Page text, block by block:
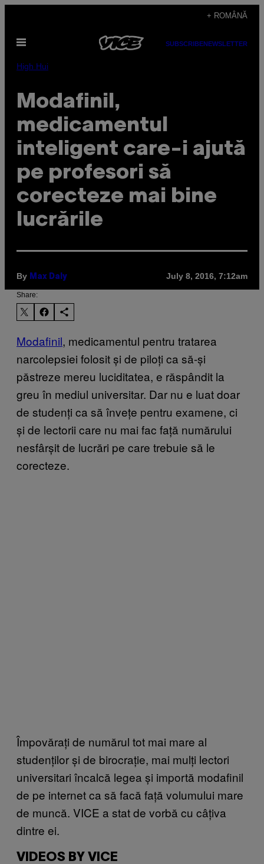
content
+ ROMÂNĂ
Open
SUBSCRIBENEWSLETTER
High Hui
Modafinil,
medicamentul
inteligent care-i ajută
pe profesori să
corecteze mai bine
lucrările
By Max Daly July 8, 2016, 7:12am
Share:
Modafinil, medicamentul pentru tratarea
narcolepsiei folosit și de piloți ca să-și
păstreze mereu luciditatea, e răspândit la
greu în mediul universitar. Dar nu e luat doar
de studenți ca să învețe pentru examene, ci
și de lectorii care nu mai fac față numărului
nesfârșit de lucrări pe care trebuie să le
corecteze.
Împovărați de numărul tot mai mare al
studenților și de birocrație, mai mulți lectori
universitari încalcă legea și importă modafinil
de pe internet ca să facă față volumului mare
de muncă. VICE a stat de vorbă cu câțiva
dintre ei.
VIDEOS BY VICE